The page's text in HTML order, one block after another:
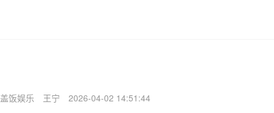
盖饭娱乐 王宁 2026-04-02 14:51:44